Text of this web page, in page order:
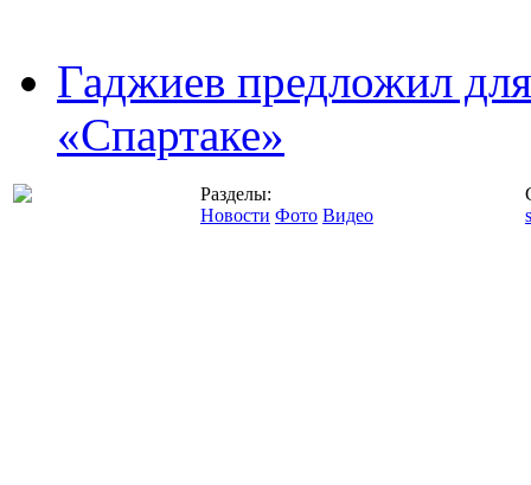
Гаджиев предложил
«Спартаке»
Разделы:
Новости Фото Видео